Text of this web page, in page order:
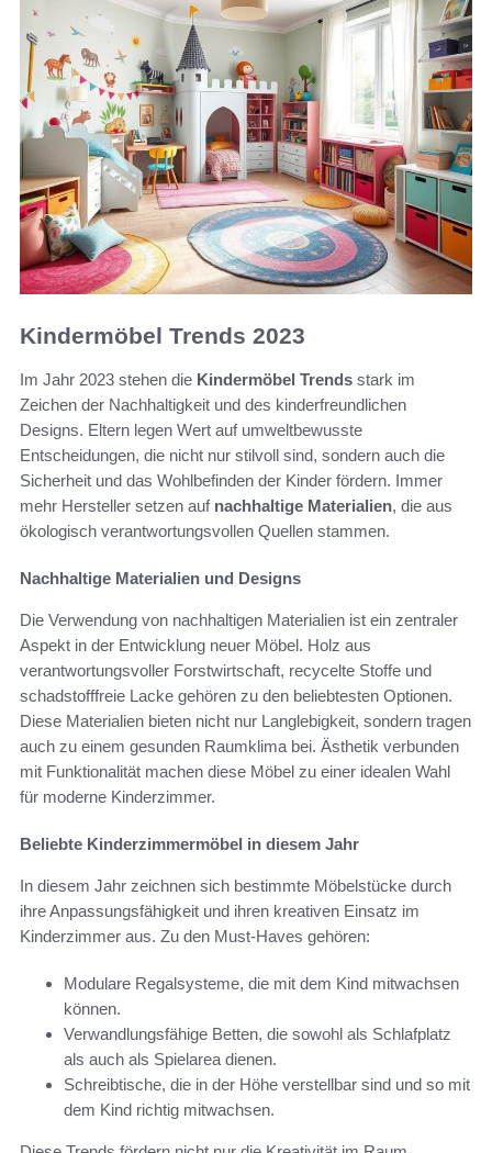
Kindermöbel Trends 2023
Im Jahr 2023 stehen die Kindermöbel Trends stark im
Zeichen der Nachhaltigkeit und des kinderfreundlichen
Designs. Eltern legen Wert auf umweltbewusste
Entscheidungen, die nicht nur stilvoll sind, sondern auch die
Sicherheit und das Wohlbefinden der Kinder fördern. Immer
mehr Hersteller setzen auf nachhaltige Materialien, die aus
ökologisch verantwortungsvollen Quellen stammen.
Nachhaltige Materialien und Designs
Die Verwendung von nachhaltigen Materialien ist ein zentraler
Aspekt in der Entwicklung neuer Möbel. Holz aus
verantwortungsvoller Forstwirtschaft, recycelte Stoffe und
schadstofffreie Lacke gehören zu den beliebtesten Optionen.
Diese Materialien bieten nicht nur Langlebigkeit, sondern tragen
auch zu einem gesunden Raumklima bei. Ästhetik verbunden
mit Funktionalität machen diese Möbel zu einer idealen Wahl
für moderne Kinderzimmer.
Beliebte Kinderzimmermöbel in diesem Jahr
In diesem Jahr zeichnen sich bestimmte Möbelstücke durch
ihre Anpassungsfähigkeit und ihren kreativen Einsatz im
Kinderzimmer aus. Zu den Must-Haves gehören:
Modulare Regalsysteme, die mit dem Kind mitwachsen
können.
Verwandlungsfähige Betten, die sowohl als Schlafplatz
als auch als Spielarea dienen.
Schreibtische, die in der Höhe verstellbar sind und so mit
dem Kind richtig mitwachsen.